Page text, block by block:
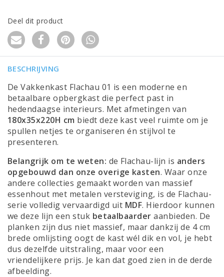
Deel dit product
BESCHRIJVING
De Vakkenkast Flachau 01 is een moderne en
betaalbare opbergkast die perfect past in
hedendaagse interieurs. Met afmetingen van
180x35x220H cm biedt deze kast veel ruimte om je
spullen netjes te organiseren én stijlvol te
presenteren.
Belangrijk om te weten: de Flachau-lijn is anders
opgebouwd dan onze overige kasten. Waar onze
andere collecties gemaakt worden van massief
essenhout met metalen versteviging, is de Flachau-
serie volledig vervaardigd uit MDF. Hierdoor kunnen
we deze lijn een stuk betaalbaarder aanbieden. De
planken zijn dus niet massief, maar dankzij de 4 cm
brede omlijsting oogt de kast wél dik en vol, je hebt
dus dezelfde uitstraling, maar voor een
vriendelijkere prijs. Je kan dat goed zien in de derde
afbeelding.